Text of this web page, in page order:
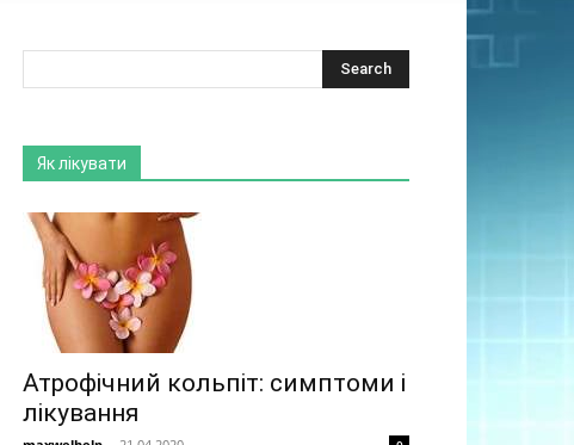
Як лікувати
Атрофічний кольпіт: симптоми і
лікування